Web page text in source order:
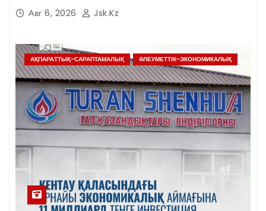
Авг 6, 2026 Jsk.kz
АҚПАРАТТЫҚ-САРАПТАМАЛЫҚ ӘЛЕУМЕТТІК-ЭКОНОМИКАЛЫҚ